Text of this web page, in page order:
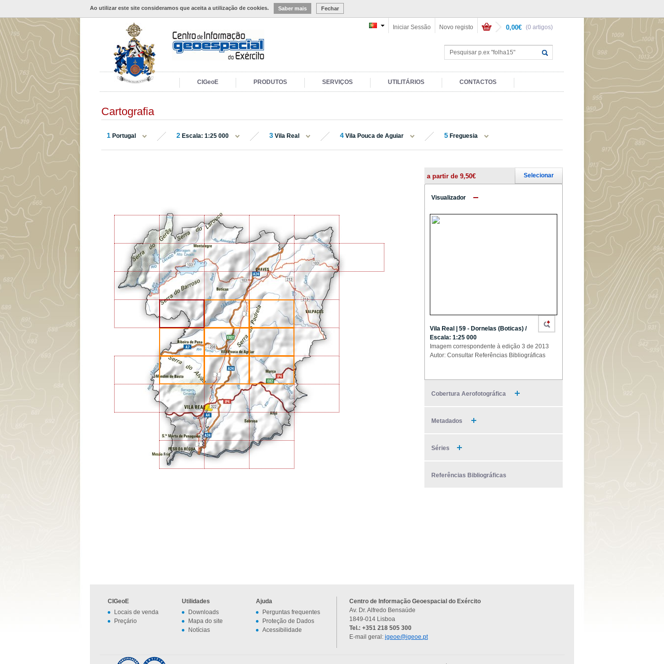
Ao utilizar este site consideramos que aceita a utilização de cookies. Saber mais Fechar
(0 artigos)
0,00€
Novo registo
Iniciar Sessão
CIGeoE PRODUTOS SERVIÇOS UTILITÁRIOS CONTACTOS
Cartografia
1 Portugal 2 Escala: 1:25 000 3 Vila Real 4 Vila Pouca de Aguiar 5 Freguesia
a partir de 9,50€ Selecionar
Visualizador
Vila Real | 59 - Dornelas (Boticas) /
Escala: 1:25 000
Imagem correspondente à edição 3 de 2013
Autor: Consultar Referências Bibliográficas
Cobertura Aerofotográfica
Metadados
Séries
Referências Bibliográficas
CIGeoE
Locais de venda
Preçário
Utilidades
Downloads
Mapa do site
Notícias
Ajuda
Perguntas frequentes
Proteção de Dados
Acessibilidade
Centro de Informação Geoespacial do Exército
Av. Dr. Alfredo Bensaúde
1849-014 Lisboa
Tel.: +351 218 505 300
E-mail geral: igeoe@igeoe.pt